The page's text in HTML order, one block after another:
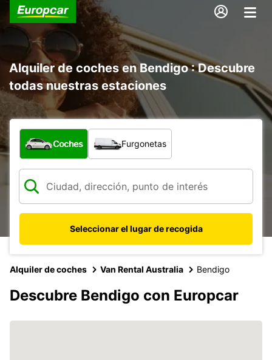
Alquiler de coches en Bendigo : Descubre
todas nuestras estaciones
¿Qué tipo de vehículo?
Coches Furgonetas
Seleccionar el lugar de recogida
Alquiler de coches Van Rental Australia Bendigo
Descubre Bendigo con Europcar